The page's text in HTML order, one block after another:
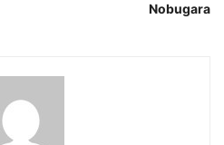
Nobugara